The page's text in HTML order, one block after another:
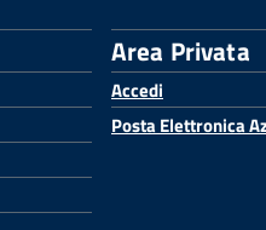
Area Privata
Accedi
Posta Elettronica